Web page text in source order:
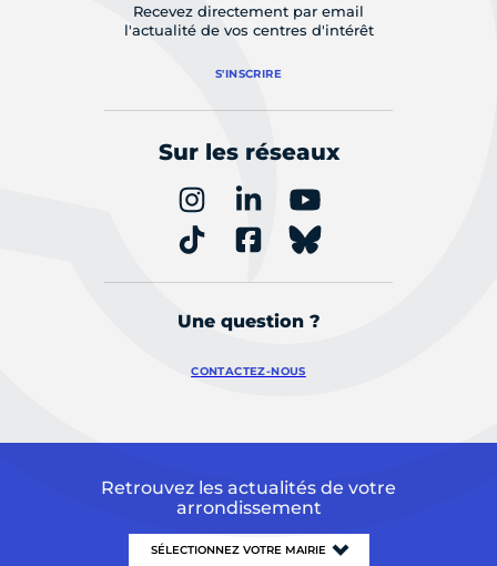
Recevez directement par email
l'actualité de vos centres d'intérêt
S'INSCRIRE
Sur les réseaux
Une question ?
CONTACTEZ-NOUS
Retrouvez les actualités de votre
arrondissement